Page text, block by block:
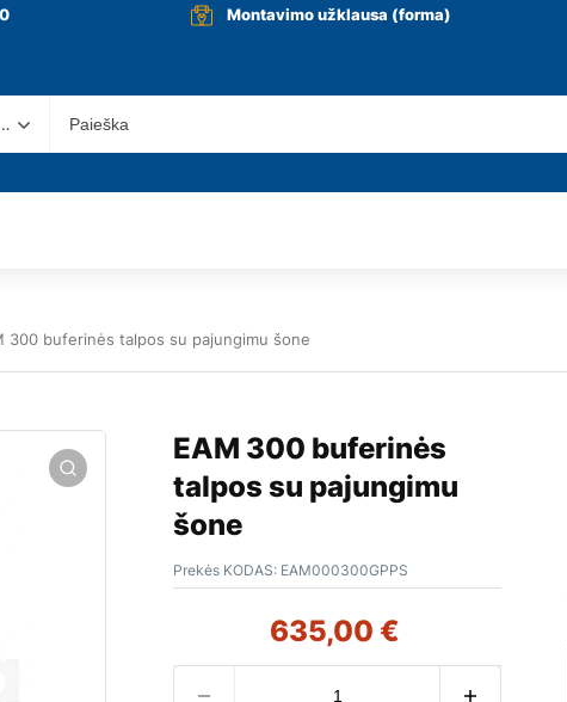
Montavimo užklausa (forma)
kategoriją
300 buferinės talpos su pajungimu šone
EAM 300 buferinės
talpos su pajungimu
šone
Prekės KODAS: ЕАМ000300GPPS
635,00 €